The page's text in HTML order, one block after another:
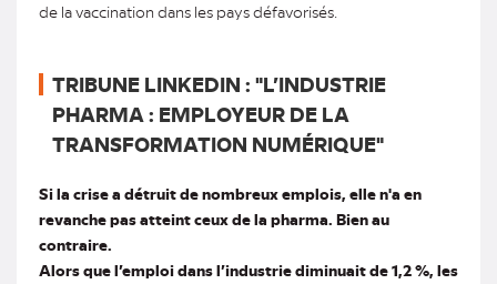
de la vaccination dans les pays défavorisés.
TRIBUNE LINKEDIN : "L’INDUSTRIE
PHARMA : EMPLOYEUR DE LA
TRANSFORMATION NUMÉRIQUE"
Si la crise a détruit de nombreux emplois, elle n'a en
revanche pas atteint ceux de la pharma. Bien au
contraire.
Alors que l’emploi dans l’industrie diminuait de 1,2 %, les